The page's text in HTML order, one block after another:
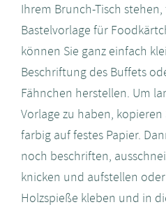
Ihrem Brunch-Tisch
Bastelvorlage für
können Sie ganz einfach
Beschriftung des Buffets
Fähnchen herstellen. Um
Vorlage zu haben, kopieren
farbig auf festes Papier.
noch beschriften,
knicken und aufstellen
Holzspieße kleben und in